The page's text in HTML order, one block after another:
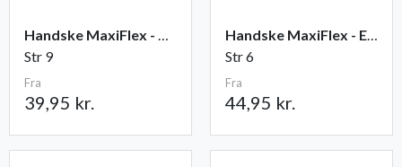
Handske MaxiFlex - Ultimate
Str 9
Fra
39,95 kr.
Handske MaxiFlex - Endurance
Str 6
Fra
44,95 kr.